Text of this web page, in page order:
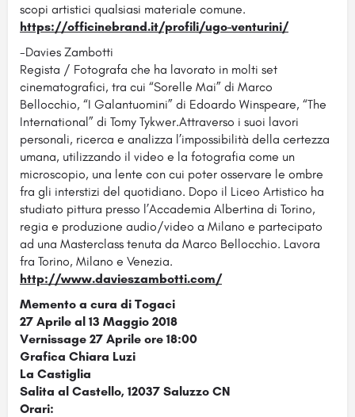
scopi artistici qualsiasi materiale comune.
https://officinebrand.it/profili/ugo-venturini/
-Davies Zambotti
Regista / Fotografa che ha lavorato in molti set
cinematografici, tra cui “Sorelle Mai” di Marco
Bellocchio, “I Galantuomini” di Edoardo Winspeare, “The
International” di Tomy Tykwer.Attraverso i suoi lavori
personali, ricerca e analizza l’impossibilità della certezza
umana, utilizzando il video e la fotografia come un
microscopio, una lente con cui poter osservare le ombre
fra gli interstizi del quotidiano. Dopo il Liceo Artistico ha
studiato pittura presso l’Accademia Albertina di Torino,
regia e produzione audio/video a Milano e partecipato
ad una Masterclass tenuta da Marco Bellocchio. Lavora
fra Torino, Milano e Venezia.
http://www.davieszambotti.com/
Memento a cura di Togaci
27 Aprile al 13 Maggio 2018
Vernissage 27 Aprile ore 18:00
Grafica Chiara Luzi
La Castiglia
Salita al Castello, 12037 Saluzzo CN
Orari: